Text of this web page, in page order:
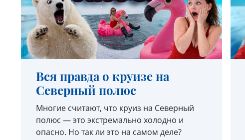
Вся правда о круизе на
Северный полюс
Многие считают, что круиз на Северный
полюс — это экстремально холодно и
опасно. Но так ли это на самом деле?